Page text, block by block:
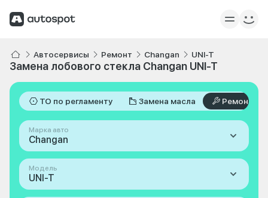
Автосервисы Ремонт Changan UNI-T
Замена лобового стекла Changan UNI-T
ТО по регламенту Замена масла Ремонт
Марка авто
Changan
Модель
UNI-T